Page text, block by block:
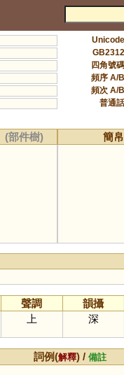
Unicode
GB2312
四角號碼
頻序 A/B
頻次 A/B
普通話
(部件樹) 簡
聲調 韻攝
上 深
詞例(解釋) /備註